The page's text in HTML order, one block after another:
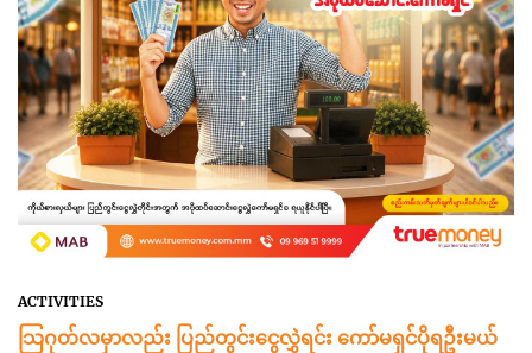
ACTIVITIES
သြဂုတ်လမှာလည်း ပြည်တွင်းငွေလွှဲရင်း ကော်မရှင်ပိုရဦးမယ်